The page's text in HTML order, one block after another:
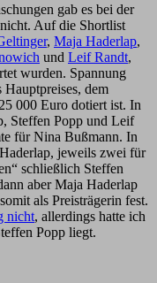
gab es bei der
Auf die Shortlist
, Maja Haderlap,
und Leif Randt,
wurden. Spannung
Hauptpreises, dem
000 Euro dotiert ist. In
Steffen Popp und Leif
für Nina Bußmann. In
jeweils zwei für
schließlich Steffen
aber Maja Haderlap
als Preisträgerin fest.
nicht, allerdings hatte ich
Popp liegt.